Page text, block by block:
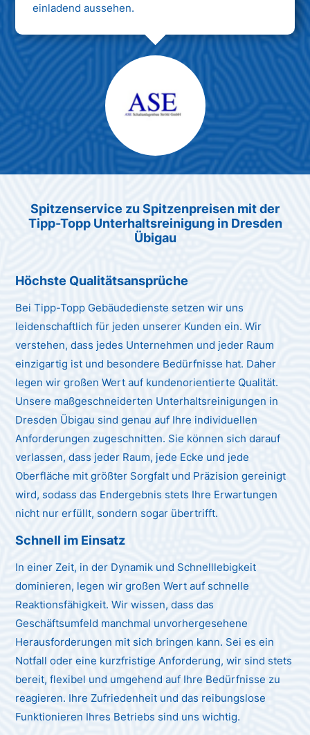
einladend aussehen.
Max Mustermann
Spitzenservice zu Spitzenpreisen mit der
Tipp-Topp Unterhaltsreinigung in Dresden
Übigau
Höchste Qualitätsansprüche
Bei Tipp-Topp Gebäudedienste setzen wir uns
leidenschaftlich für jeden unserer Kunden ein. Wir
verstehen, dass jedes Unternehmen und jeder Raum
einzigartig ist und besondere Bedürfnisse hat. Daher
legen wir großen Wert auf kundenorientierte Qualität.
Unsere maßgeschneiderten Unterhaltsreinigungen in
Dresden Übigau sind genau auf Ihre individuellen
Anforderungen zugeschnitten. Sie können sich darauf
verlassen, dass jeder Raum, jede Ecke und jede
Oberfläche mit größter Sorgfalt und Präzision gereinigt
wird, sodass das Endergebnis stets Ihre Erwartungen
nicht nur erfüllt, sondern sogar übertrifft.
Schnell im Einsatz
In einer Zeit, in der Dynamik und Schnelllebigkeit
dominieren, legen wir großen Wert auf schnelle
Reaktionsfähigkeit. Wir wissen, dass das
Geschäftsumfeld manchmal unvorhergesehene
Herausforderungen mit sich bringen kann. Sei es ein
Notfall oder eine kurzfristige Anforderung, wir sind stets
bereit, flexibel und umgehend auf Ihre Bedürfnisse zu
reagieren. Ihre Zufriedenheit und das reibungslose
Funktionieren Ihres Betriebs sind uns wichtig.